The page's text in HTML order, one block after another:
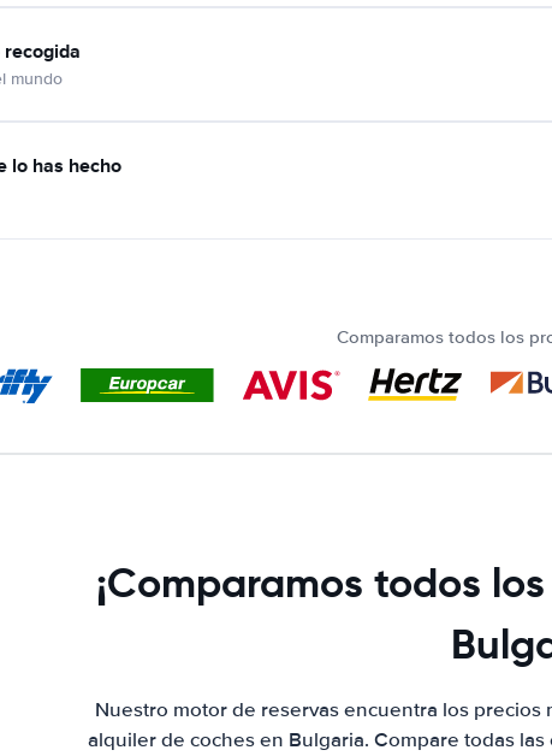
mundo
lo has hecho
Comparamos todos los
¡Comparamos todos
Nuestro motor de reservas encuentra los
alquiler de coches en Bulgaria. Compare todas